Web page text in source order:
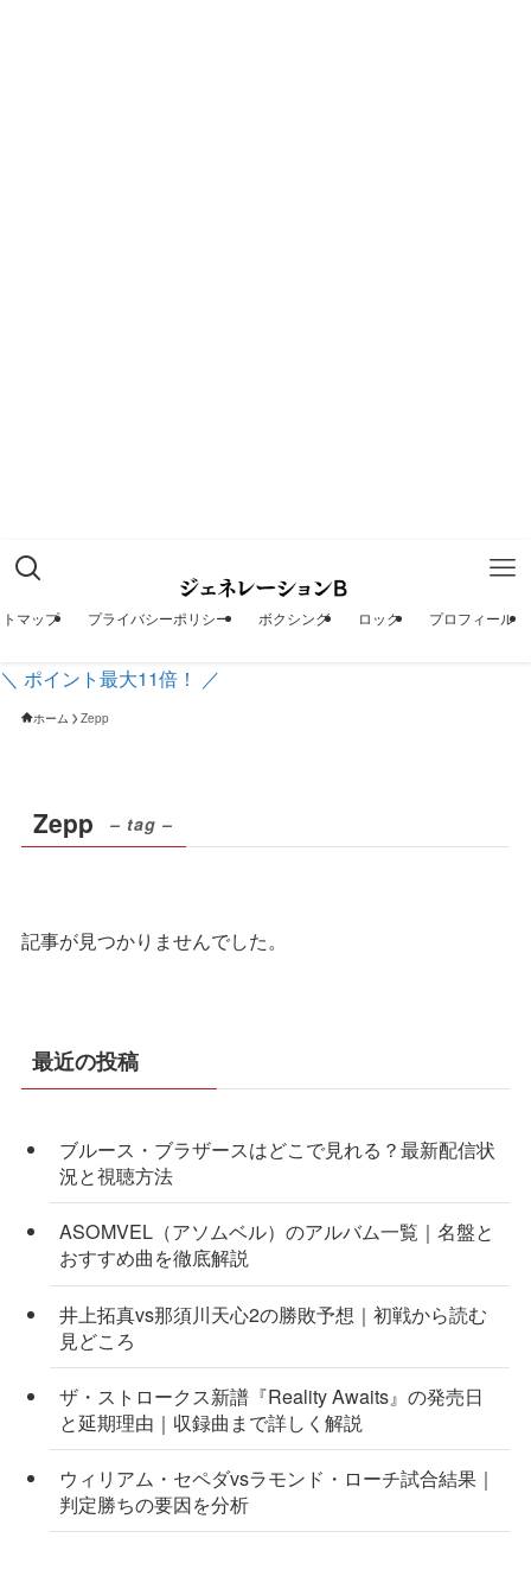
マップ プライバシーポリシー ボクシング ロック プロフィール
＼ ポイント最大11倍！ ／
ホーム Zepp
Zepp – tag –
記事が見つかりませんでした。
最近の投稿
ブルース・ブラザースはどこで見れる？最新配信状
況と視聴方法
ASOMVEL（アソムベル）のアルバム一覧｜名盤と
おすすめ曲を徹底解説
井上拓真vs那須川天心2の勝敗予想｜初戦から読む
見どころ
ザ・ストロークス新譜『Reality Awaits』の発売日
と延期理由｜収録曲まで詳しく解説
ウィリアム・セペダvsラモンド・ローチ試合結果｜
判定勝ちの要因を分析